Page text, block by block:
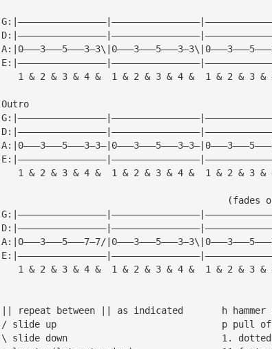
1 & 2 & 3 & 4 &  1 & 2 & 3 & 4 &  1 & 2 & 3 &
Outro
1 & 2 & 3 & 4 &  1 & 2 & 3 & 4 &  1 & 2 & 3 &
(fades
A:|0———3———5———7—7/
1 & 2 & 3 & 4 &  1 & 2 & 3 & 4 &  1 & 2 & 3 &
\ slide down				1.